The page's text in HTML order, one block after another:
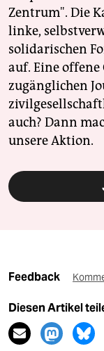
Zentrum". Die
linke,
solidarischen
auf. Eine
zugänglichen
auch? Dann
unsere Aktion.
Feedback
Diesen Artikel